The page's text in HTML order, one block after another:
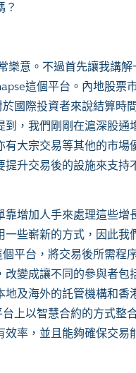
？
樂意。不過首先讓我講解
這個平台。內地股票
國際投資者來說結算時
到，我們剛剛在滬深股通
有大宗交易等其他的市場
提升交易後的設施來支持
靠增加人手來處理這些增
一些嶄新的方式，因此我
個平台，將交易後所需程
改變成讓不同的參與者包
地及海外的託管機構和香
台上以智慧合約的方式整
效率，並且能夠確保交易